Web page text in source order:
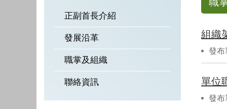
正副首長介紹
發展沿革
職掌及組織
聯絡資訊
組織
發布
單位
發布